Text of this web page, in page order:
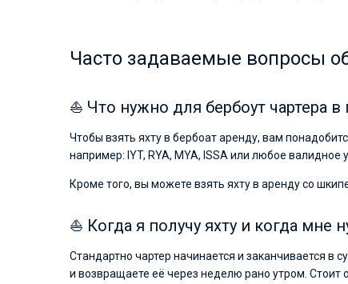
Часто задаваемые вопросы
⛵ Что нужно для бербоут чартера
Чтобы взять яхту в бербоат аренду, вам
например: IYT, RYA, MYA, ISSA или любое валидное
Кроме того, вы можете взять яхту в аренду со
⛵ Когда я получу яхту и когда мне
Стандартно чартер начинается и заканчивается в
и возвращаете её через неделю рано утром. Стоит